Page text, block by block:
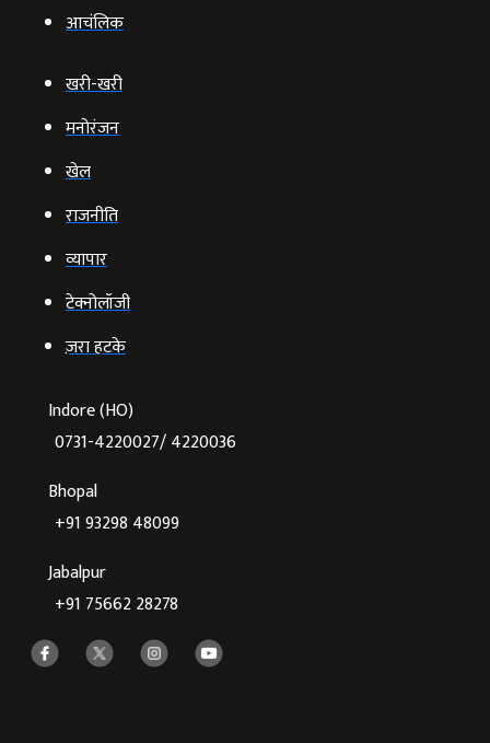
आचंलिक
खरी-खरी
मनोरंजन
खेल
राजनीति
व्‍यापार
टेक्‍नोलॉजी
ज़रा हटके
Indore (HO)
0731-4220027/ 4220036
Bhopal
+91 93298 48099
Jabalpur
+91 75662 28278